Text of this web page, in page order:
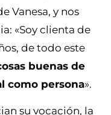
Vanesa, y nos
«Soy clienta de
de todo este
buenas de
como persona».
su vocación, la